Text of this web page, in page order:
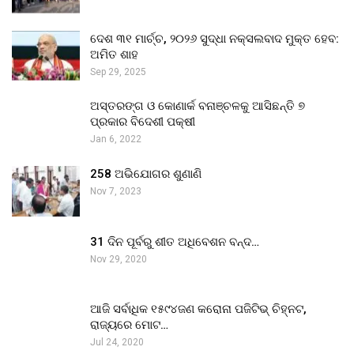
ଦେଶ ୩୧ ମାର୍ଚ୍ଚ, ୨୦୨୬ ସୁଦ୍ଧା ନକ୍ସଲବାଦ ମୁକ୍ତ ହେବ:
ଅମିତ ଶାହ
Sep 29, 2025
ଅସ୍ତରଙ୍ଗ ଓ କୋଣାର୍କ ବନାଞ୍ଚଳକୁ ଆସିଛନ୍ତି ୭
ପ୍ରକାର ବିଦେଶୀ ପକ୍ଷୀ
Jan 6, 2022
258 ଅଭିଯୋଗର ଶୁଣାଣି
Nov 7, 2023
31 ଦିନ ପୂର୍ବରୁ ଶୀତ ଅଧିବେଶନ ବନ୍ଦ…
Nov 29, 2020
ଆଜି ସର୍ବାଧିକ ୧୫୯୪ଜଣ କରୋନା ପଜିଟିଭ୍ ଚିହ୍ନଟ,
ରାଜ୍ୟରେ ମୋଟ…
Jul 24, 2020